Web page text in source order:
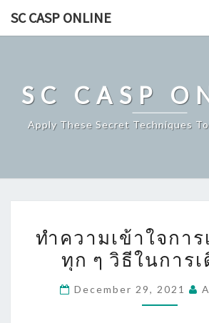
SC CASP ONLINE
SC CASP
Apply These Secret Techniques
เข้าใจ
การ
ทำความเข้าใจกา
ทุก ๆ วิธีในการ
December 29, 2021